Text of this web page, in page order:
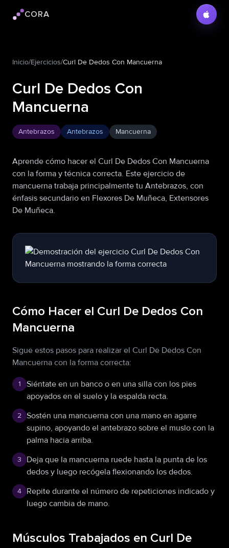
Logo de Cora
CORA
Inicio/Ejercicios/Curl De Dedos Con Mancuerna
Curl De Dedos Con
Mancuerna
Antebrazos Antebrazos Mancuerna
Aprende cómo hacer el Curl De Dedos Con Mancuerna
con la forma y técnica correcta. Este ejercicio de
mancuerna trabaja principalmente tu Antebrazos, con
énfasis secundario en Flexores De Muñeca, Extensores
De Muñeca.
Cómo Hacer el Curl De Dedos Con
Mancuerna
Sigue estos pasos para realizar el Curl De Dedos Con
Mancuerna con la forma correcta:
1
Siéntate en un banco o en una silla con los pies
apoyados en el suelo y la espalda recta.
2 Sostén una mancuerna con una mano en agarre
supino, apoyando el antebrazo sobre el muslo con la
palma hacia arriba.
3
Deja que la mancuerna ruede hasta la punta de los
dedos y luego recógela flexionando los dedos.
4
Repite durante el número de repeticiones indicado y
luego cambia de mano.
Músculos Trabajados en Curl De